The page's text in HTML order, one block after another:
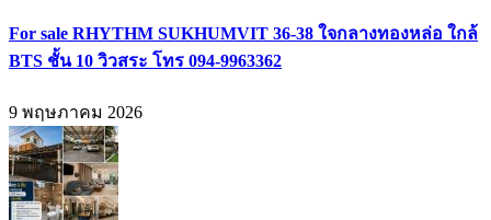
For sale RHYTHM SUKHUMVIT 36-38 ใจกลางทองหล่อ ใกล้
BTS ชั้น 10 วิวสระ โทร 094-9963362
9 พฤษภาคม 2026